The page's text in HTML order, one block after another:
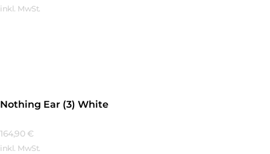
inkl. MwSt.
Nothing Ear (3) White
164,90 €
inkl. MwSt.